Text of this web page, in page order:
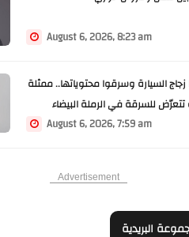
August 6, 2026, 8:23 am
السيارة وسرقوا محتوياتها.. ممثلة
للسرقة في الرملة البيضاء
August 6, 2026, 7:59 am
Advertisement
البريدية